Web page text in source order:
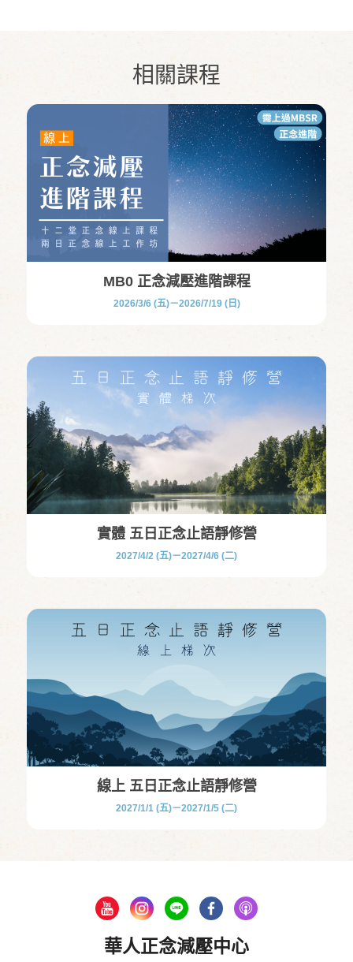
相關課程
MB0 正念減壓進階課程
2026/3/6 (五)－2026/7/19 (日)
實體 五日正念止語靜修營
2027/4/2 (五)－2027/4/6 (二)
線上 五日正念止語靜修營
2027/1/1 (五)－2027/1/5 (二)
華人正念減壓中心